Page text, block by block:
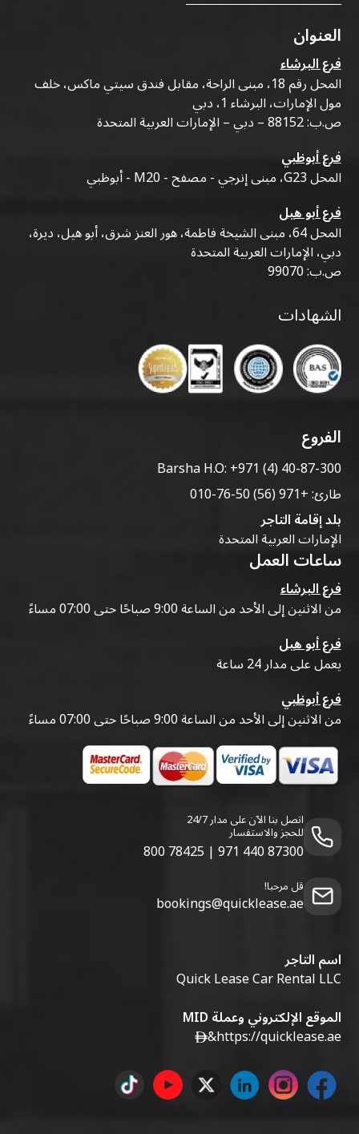
العنوان
فرع البرشاء
المحل رقم 18، مبنى الراحة، مقابل فندق سيتي ماكس، خلف
مول الإمارات، البرشاء 1، دبي
ص.ب: 88152 – دبي – الإمارات العربية المتحدة
فرع أبوظبي
المحل G23، مبنى إنرجي - مصفح - M20 - أبوظبي
فرع أبو هيل
المحل 64، مبنى الشيخة فاطمة، هور العنز شرق، أبو هيل، ديرة،
دبي، الإمارات العربية المتحدة
ص.ب: 99070
الشهادات
الفروع
Barsha H.O:+971 (4) 40-87-300
طارئ:+971 (56) 50-76-010
بلد إقامة التاجر
الإمارات العربية المتحدة
ساعات العمل
فرع البرشاء
من الاثنين إلى الأحد من الساعة 9:00 صباحًا حتى 07:00 مساءً
فرع أبو هيل
يعمل على مدار 24 ساعة
فرع أبوظبي
من الاثنين إلى الأحد من الساعة 9:00 صباحًا حتى 07:00 مساءً
اتصل بنا الآن على مدار 24/7
للحجز والاستفسار
800 78425 | 971 440 87300
قل مرحبا!
bookings@quicklease.ae
اسم التاجر
Quick Lease Car Rental LLC
الموقع الإلكتروني وعملة MID
https://quicklease.ae
&